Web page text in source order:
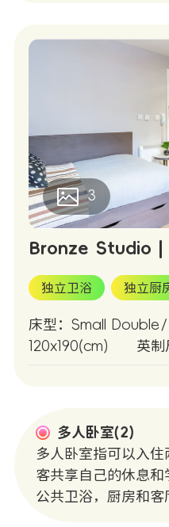
3
Bronze Studio |
独立卫浴 独立厨
床型：Small Double/
120x190(cm)
英制
多人卧室(2)
多人卧室指可以入
客共享自己的休息
公共卫浴，厨房和客